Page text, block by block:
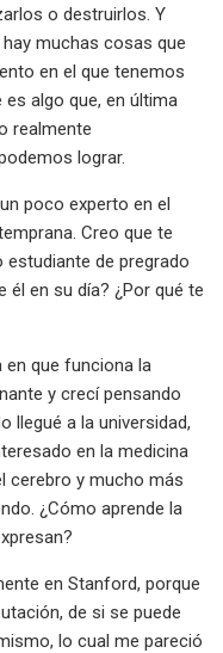
o destruirlos. Y
muchas cosas que
en el que tenemos
algo que, en última
realmente
lograr.
un poco experto en el
Creo que te
de pregrado
en su día? ¿Por qué te
en que funciona la
y crecí pensando
llegué a la universidad,
en la medicina
cerebro y mucho más
¿Cómo aprende la
en Stanford, porque
de si se puede
lo cual me pareció